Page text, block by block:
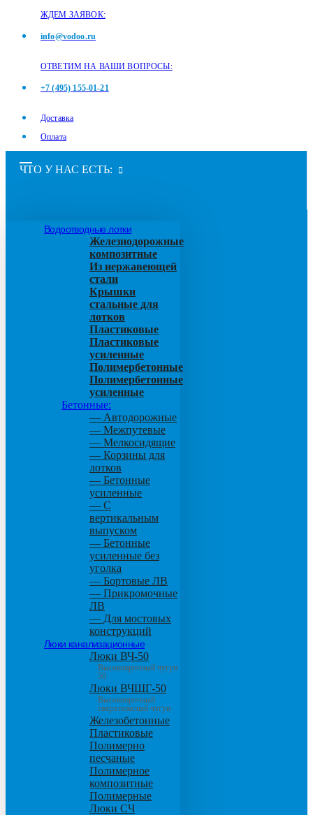
ЖДЕМ ЗАЯВОК:
info@vodoo.ru
ОТВЕТИМ НА ВАШИ ВОПРОСЫ:
+7 (495) 155-01-21
Доставка
Оплата
ЧТО У НАС ЕСТЬ:
Водоотводные лотки
Железнодорожные
композитные
Из нержавеющей
стали
Крышки
стальные для
лотков
Пластиковые
Пластиковые
усиленные
Полимербетонные
Полимербетонные
усиленные
Бетонные:
— Автодорожные
— Межпутевые
— Мелкосидящие
— Корзины для
лотков
— Бетонные
усиленные
— С
вертикальным
выпуском
— Бетонные
усиленные без
уголка
— Бортовые ЛВ
— Прикромочные
ЛВ
— Для мостовых
конструкций
Люки канализационные
Люки ВЧ-50
Высокопрочный чугун
50
Люки ВЧШГ-50
Высокопрочный
сверхтяжелый чугун
Железобетонные
Пластиковые
Полимерно
песчаные
Полимерное
композитные
Полимерные
Люки СЧ